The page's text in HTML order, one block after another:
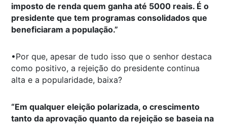
imposto de renda quem ganha até 5000 reais. É o
presidente que tem programas consolidados que
beneficiaram a população.”
•Por que, apesar de tudo isso que o senhor destaca
como positivo, a rejeição do presidente continua
alta e a popularidade, baixa?
“Em qualquer eleição polarizada, o crescimento
tanto da aprovação quanto da rejeição se baseia na